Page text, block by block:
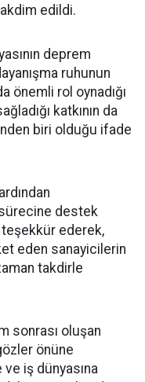
edildi.
deprem
ruhunun
önemli rol oynadığı
katkının da
biri olduğu ifade
destek
ederek,
eden sanayicilerin
takdirle
sonrası oluşan
önüne
iş dünyasına